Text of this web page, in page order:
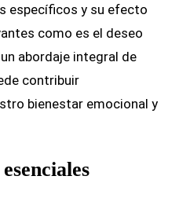
específicos y su efecto
como es el deseo
abordaje integral de
contribuir
bienestar emocional y